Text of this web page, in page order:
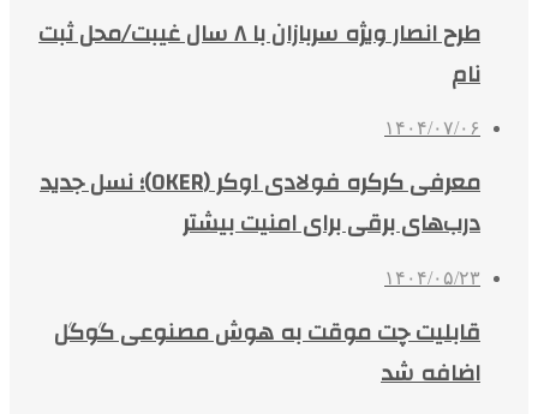
طرح انصار ویژه سربازان با ۸ سال غیبت/محل ثبت
نام
۱۴۰۴/۰۷/۰۶
معرفی کرکره فولادی اوکر (OKER)؛ نسل جدید
درب‌های برقی برای امنیت بیشتر
۱۴۰۴/۰۵/۲۳
قابلیت چت موقت به هوش مصنوعی گوگل
اضافه شد